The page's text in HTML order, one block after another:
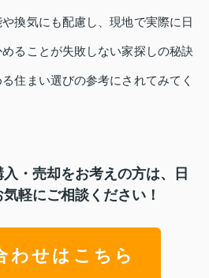
換気にも配慮し、現地で実際に日
ることが失敗しない家探しの秘訣
住まい選びの参考にされてみてく
・売却をお考えの方は、日
軽にご相談ください！
わせはこちら